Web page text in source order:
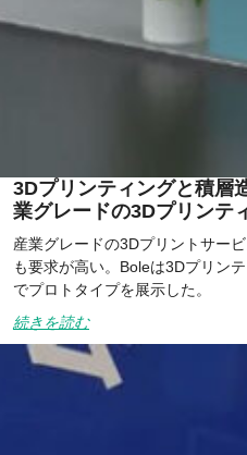
3Dプリンティングと積層
業グレードの3Dプリンテ
産業グレードの3Dプリントサー
も要求が高い。Boleは3Dプリン
でプロトタイプを展示した。
続きを読む